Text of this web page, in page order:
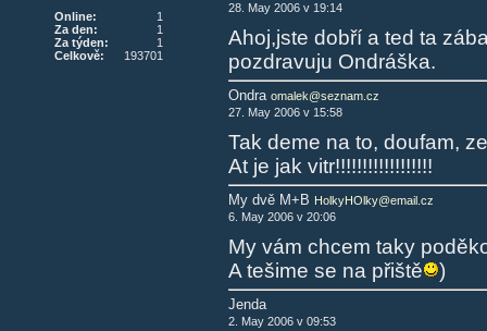
Online:
1
Za den:
1
Za týden:
1
Celkově:
193701
28. May 2006 v 19:14
Ahoj,jste dobří a ted ta
pozdravuju Ondráška.
Ondra omalek@seznam.cz
27. May 2006 v 15:58
Tak deme na to, doufam,
At je jak vitr!!!!!!!!!!!!!!!!!!
My dvě M+B HolkyHOlky@email.cz
6. May 2006 v 20:06
My vám chcem taky
A tešime se na přiště
)
Jenda
2. May 2006 v 09:53